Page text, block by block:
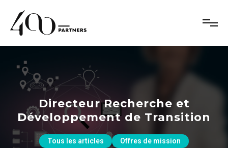
Directeur Recherche et
Développement de Transition
Tous les articles Offres de mission